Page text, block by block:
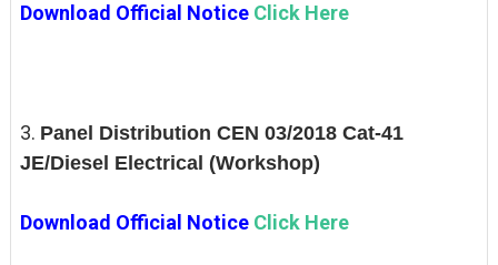
Download Official Notice Click Here
3. Panel Distribution CEN 03/2018 Cat-41
JE/Diesel Electrical (Workshop)
Download Official Notice Click Here